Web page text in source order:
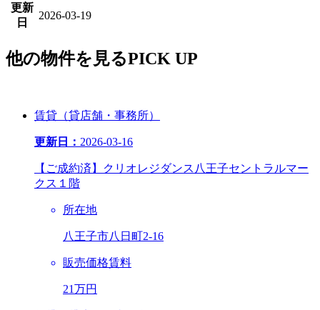
更新
日
2026-03-19
他の物件を見るPICK UP
賃貸（貸店舗・事務所）
更新日： 2026-03-16
【ご成約済】クリオレジダンス八王子セントラルマー
クス１階
所在地
八王子市八日町2-16
販売価格賃料
21万円